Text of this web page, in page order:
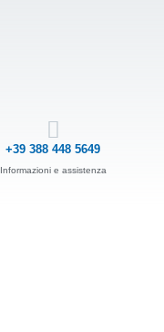
+39 388 448 5649
Informazioni e assistenza